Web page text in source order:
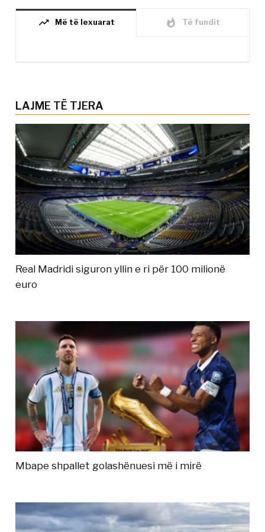
trending_up Më të lexuarat whatshot Të fundit
LAJME TË TJERA
Real Madridi siguron yllin e ri për 100 milionë
euro
Mbape shpallet golashënuesi më i mirë